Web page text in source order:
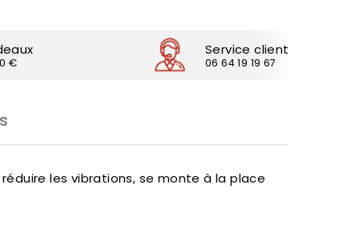
€
Service client
06 64 19 19 67
les vibrations, se monte à la place